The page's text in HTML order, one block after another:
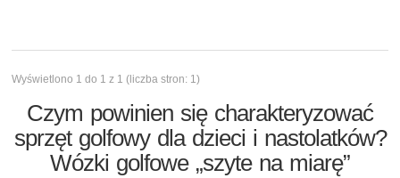
Wyświetlono 1 do 1 z 1 (liczba stron: 1)
Czym powinien się charakteryzować
sprzęt golfowy dla dzieci i nastolatków?
Wózki golfowe „szyte na miarę”